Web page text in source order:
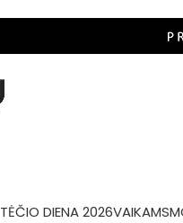
TĖČIO DIENA 2026VAIKAMS